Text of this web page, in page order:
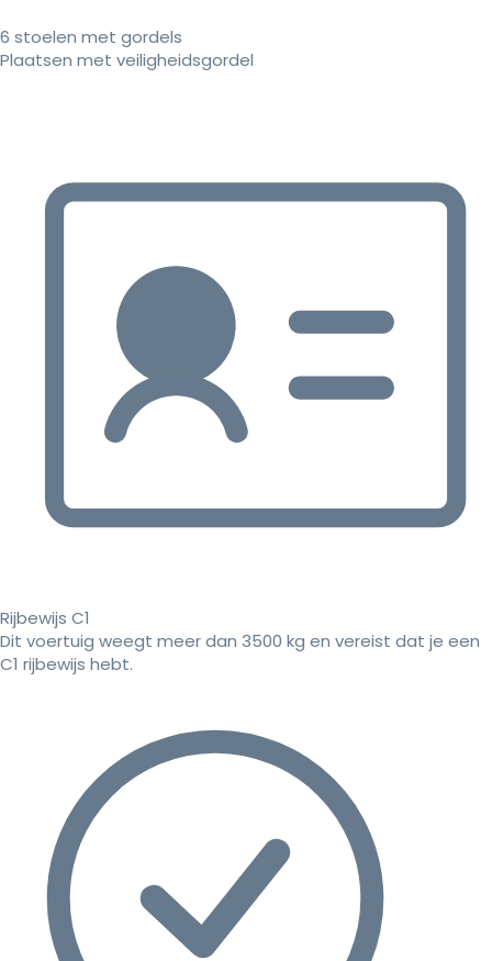
6 stoelen met gordels
Plaatsen met veiligheidsgordel
Rijbewijs C1
Dit voertuig weegt meer dan 3500 kg en vereist dat je een
C1 rijbewijs hebt.